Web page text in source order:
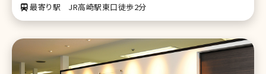
最寄り駅
JR高崎駅東口徒歩2分